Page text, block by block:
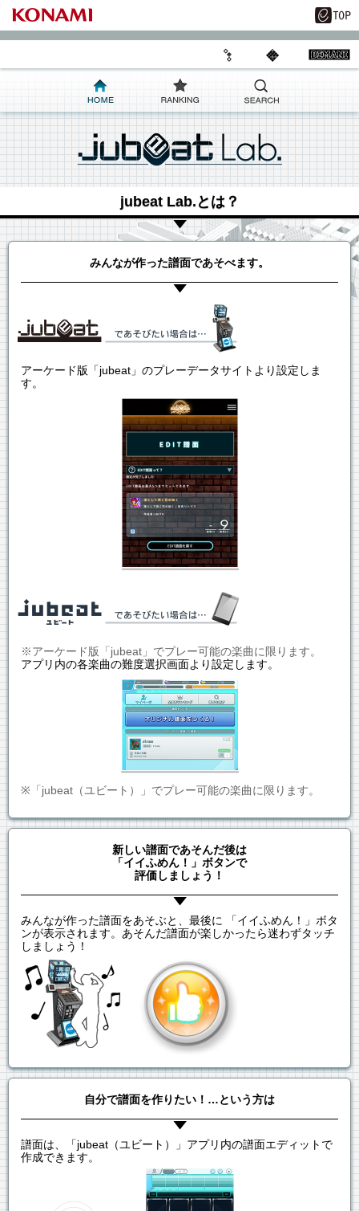
jubeat Lab.とは？
みんなが作った譜面であそべます。
アーケード版「jubeat」のプレーデータサイトより設定しま
す。
※アーケード版「jubeat」でプレー可能の楽曲に限ります。
アプリ内の各楽曲の難度選択画面より設定します。
※「jubeat（ユビート）」でプレー可能の楽曲に限ります。
新しい譜面であそんだ後は
「イイふめん！」ボタンで
評価しましょう！
みんなが作った譜面をあそぶと、最後に 「イイふめん！」ボタ
ンが表示されます。あそんだ譜面が楽しかったら迷わずタッチ
しましょう！
自分で譜面を作りたい！…という方は
譜面は、「jubeat（ユビート）」アプリ内の譜面エディットで
作成できます。